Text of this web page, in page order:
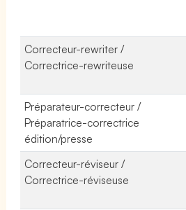
Correcteur-rewriter /
Correctrice-rewriteuse
Préparateur-correcteur /
Préparatrice-correctrice
édition/presse
Correcteur-réviseur /
Correctrice-réviseuse